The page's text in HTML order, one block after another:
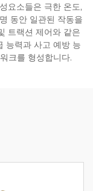
요소들은 극한 온도,
동안 일관된 작동을
트랙션 제어와 같은
능력과 사고 예방 능
크를 형성합니다.